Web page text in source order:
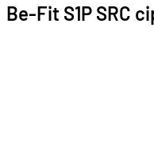
Be-Fit S1P SRC